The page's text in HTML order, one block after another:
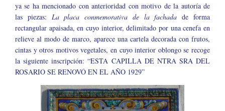
ya se ha mencionado con anterioridad con motivo de la autoría de
las piezas: La placa conmemorativa de la fachada de forma
rectangular apaisada, en cuyo interior, delimitado por una cenefa en
relieve al modo de marco, aparece una cartela decorada con frutos,
cintas y otros motivos vegetales, en cuyo interior oblongo se recoge
la siguiente inscripción: “ESTA CAPILLA DE NTRA SRA DEL
ROSARIO SE RENOVÓ EN EL AÑO 1929”